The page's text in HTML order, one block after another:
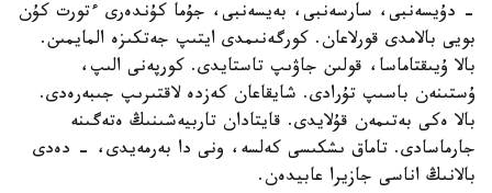
- دۇيسەنبى، سارسەنبى، بەيسەنبى، جۇما كۇندەرى ءتورت كۇن
بويى بالامدى قورلاعان. كورگەنىمدى ايتىپ جەتكىزە المايمىن.
بالا ۇيىقتاماسا، قولىن جاۋىپ تاستايدى. كورپەنى الىپ،
ۇستىنەن باسىپ تۇرادى. شايقاعان كەزدە لاقتىرىپ جىبەرەدى.
بالا ەكى بەتىمەن قۇلايدى. قايتادان تاربيەشىنىڭ ەتەگىنە
جارماسادى. تاماق ىشكىسى كەلسە، ونى دا بەرمەيدى، - دەدى
بالانىڭ اناسى جازيرا عابيدەن.